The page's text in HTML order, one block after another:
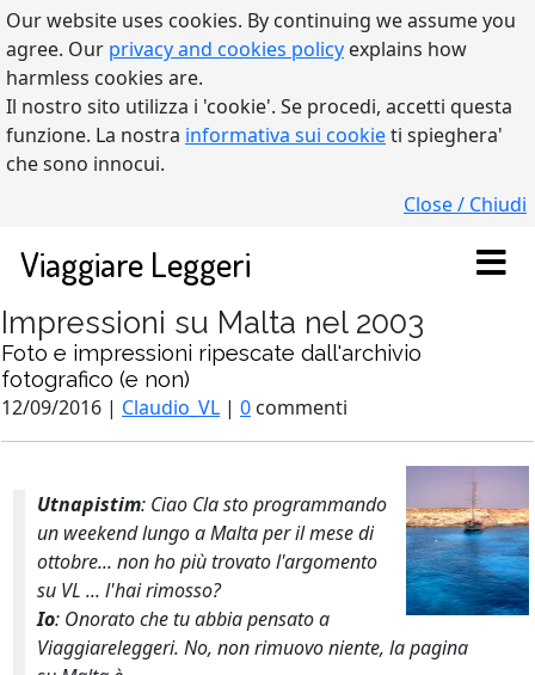
Our website uses cookies. By continuing we assume you
agree. Our privacy and cookies policy explains how
harmless cookies are.
Il nostro sito utilizza i 'cookie'. Se procedi, accetti questa
funzione. La nostra informativa sui cookieti spieghera'
che sono innocui.
Close / Chiudi
Viaggiare Leggeri
Impressioni su Malta nel 2003
Foto e impressioni ripescate dall'archivio
fotografico (e non)
12/09/2016 | Claudio_VL | 0 commenti
Utnapistim: Ciao Cla sto programmando
un weekend lungo a Malta per il mese di
ottobre... non ho più trovato l'argomento
su VL ... l'hai rimosso?
Io: Onorato che tu abbia pensato a
Viaggiareleggeri. No, non rimuovo niente, la pagina